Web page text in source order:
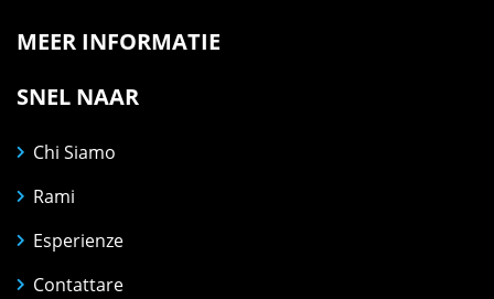
MEER INFORMATIE
SNEL NAAR
Chi Siamo
Rami
Esperienze
Contattare